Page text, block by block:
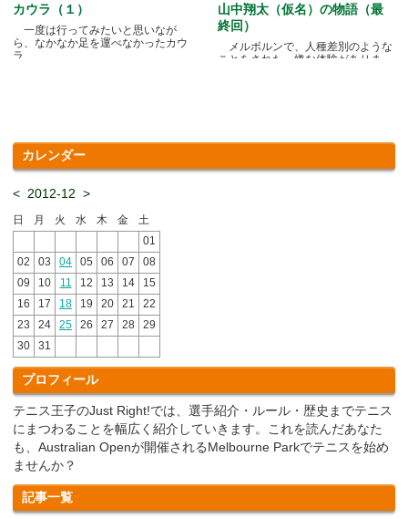
カウラ（１）
一度は行ってみたいと思いなが
ら、なかなか足を運べなかったカウ
ラ.....
山中翔太（仮名）の物語（最
終回）
メルボルンで、人種差別のような
ことをされた、嫌な体験がありま
カレンダー
< 2012-12 >
日 月 火 水 木 金
土
01
02
03 04 05 06 07
08
09
10 11 12 13 14
15
16
17 18 19 20 21
22
23
24 25 26 27 28
29
30
31
プロフィール
テニス王子のJust Right!では、選手紹介・ルール・歴史までテニス
にまつわることを幅広く紹介していきます。これを読んだあなた
も、Australian Openが開催されるMelbourne Parkでテニスを始め
ませんか？
記事一覧